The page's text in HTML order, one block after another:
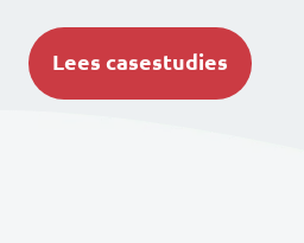
Lees casestudies